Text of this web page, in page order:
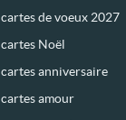
cartes de voeux 2027
cartes Noël
cartes anniversaire
cartes amour